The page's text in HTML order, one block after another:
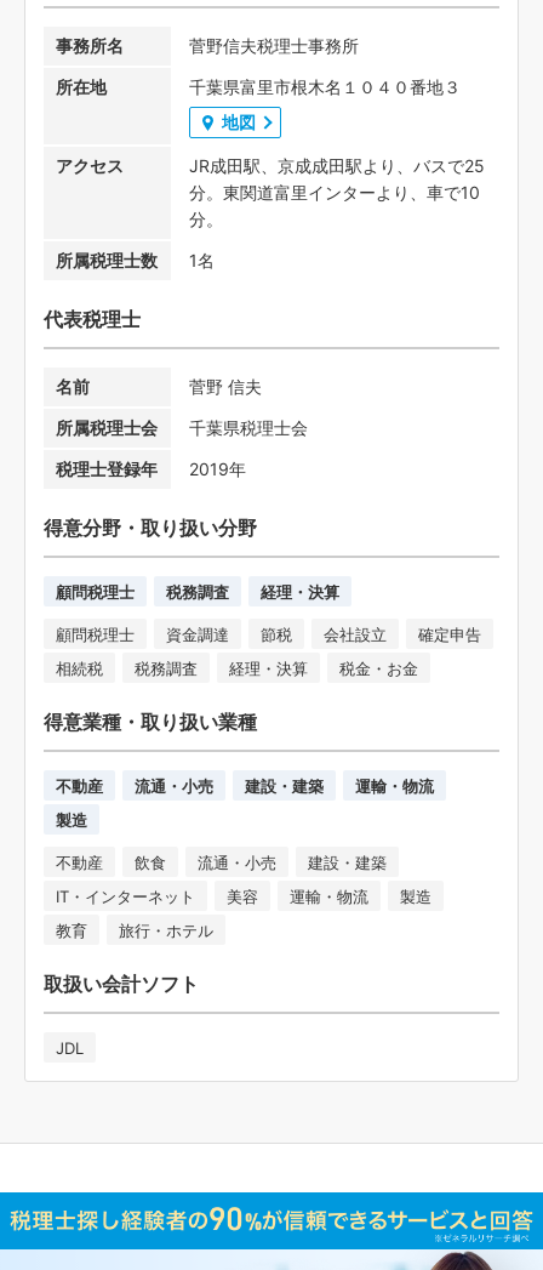
事務所名
菅野信夫税理士事務所
所在地
千葉県富里市根木名１０４０番地３
地図
アクセス
JR成田駅、京成成田駅より、バスで25
分。東関道富里インターより、車で10
分。
所属税理士数
1名
代表税理士
名前
菅野 信夫
所属税理士会
千葉県税理士会
税理士登録年
2019年
得意分野・取り扱い分野
顧問税理士 税務調査 経理・決算
顧問税理士 資金調達 節税 会社設立
確定申告
相続税
税務調査 経理・決算 税金・お金
得意業種・取り扱い業種
不動産 流通・小売 建設・建築
運輸・物流
製造
不動産 飲食 流通・小売
建設・建築
IT・インターネット
美容 運輸・物流
製造
教育
旅行・ホテル
取扱い会計ソフト
JDL